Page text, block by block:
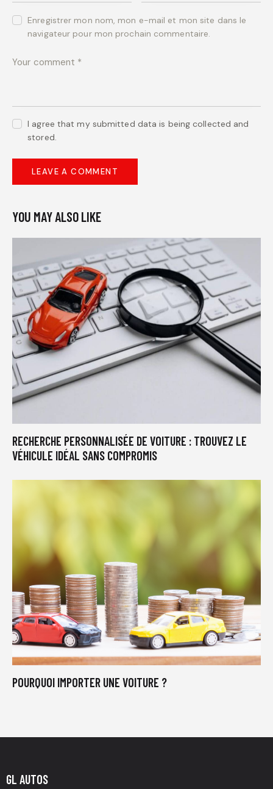
Enregistrer mon nom, mon e-mail et mon site dans le
navigateur pour mon prochain commentaire.
I agree that my submitted data is being collected and
stored.
YOU MAY ALSO LIKE
RECHERCHE PERSONNALISÉE DE VOITURE : TROUVEZ LE
VÉHICULE IDÉAL SANS COMPROMIS
POURQUOI IMPORTER UNE VOITURE ?
GL AUTOS